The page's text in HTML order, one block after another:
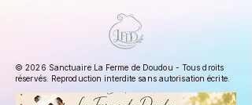
© 2026 Sanctuaire La Ferme de Doudou - Tous droits
réservés. Reproduction interdite sans autorisation écrite.